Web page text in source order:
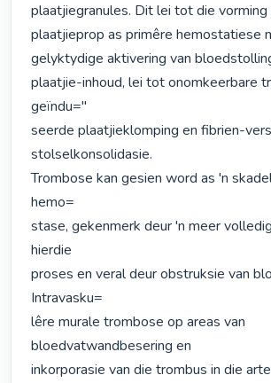
plaatjiegranules. Dit lei tot die vorming
plaatjieprop as primêre hemostatiese
gelyktydige aktivering van
plaatjie-inhoud, lei tot onomkeerbare
geïndu="
seerde plaatjieklomping en fibrien-
stolselkonsolidasie.
Trombose kan gesien word as 'n
hemo=
stase, gekenmerk deur 'n meer
hierdie
proses en veral deur obstruksie van
Intravasku=
lêre murale trombose op areas van
bloedvatwandbesering en
inkorporasie van die trombus in die